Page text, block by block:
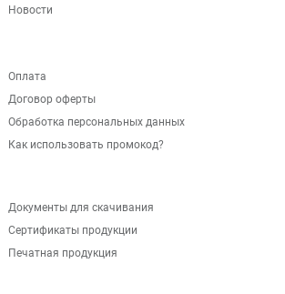
Новости
Оплата
Договор оферты
Обработка персональных данных
Как использовать промокод?
Документы для скачивания
Сертификаты продукции
Печатная продукция